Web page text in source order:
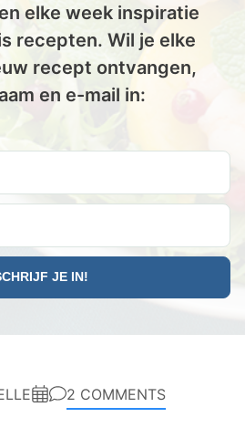
elke week inspiratie
recepten. Wil je elke
recept ontvangen,
en e-mail in:
gratis Paleo recept ontvangen?
2 COMMENTS